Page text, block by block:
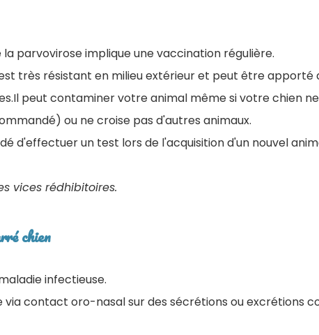
la parvovirose implique une vaccination régulière.
très résistant en milieu extérieur et peut être
peut contaminer votre animal même si votre chien
ou ne croise pas d'autres animaux.
d'effectuer un test lors de l'acquisition d'un nouvel
vices rédhibitoires.
chien
infectieuse.
via contact oro-nasal sur des sécrétions ou excrétions